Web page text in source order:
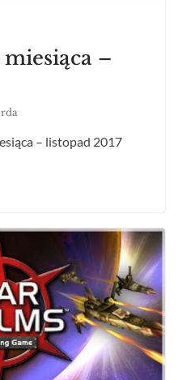
–
– listopad 2017